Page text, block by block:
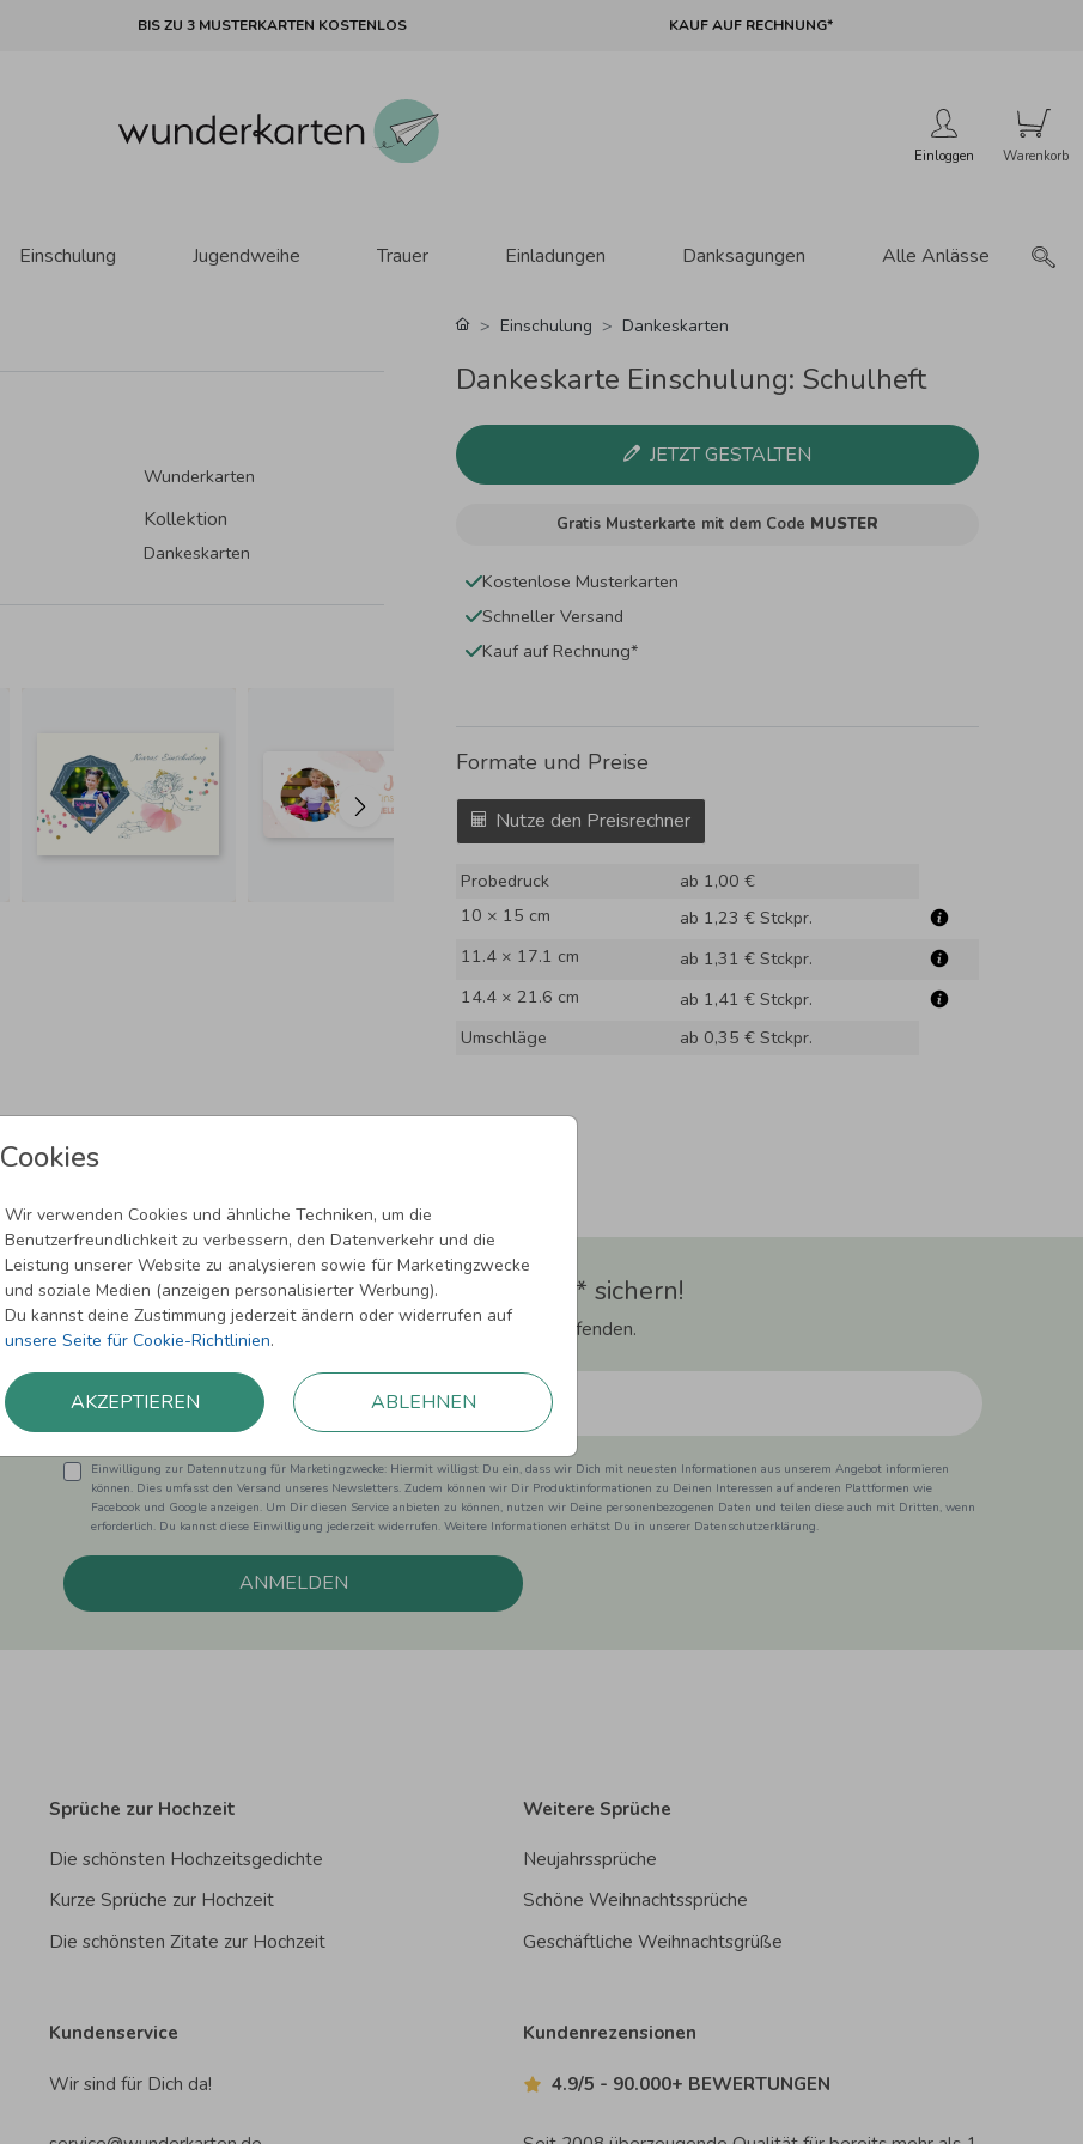
BIS ZU 3 MUSTERKARTEN KOSTENLOS KAUF AUF RECHNUNG*
Einloggen
Einschulung Jugendweihe Trauer Einladungen Danksagungen Alle Anlässe
Cookies
Wir verwenden Cookies und ähnliche Techniken, um die
Benutzerfreundlichkeit zu verbessern, den Datenverkehr und die
Leistung unserer Website zu analysieren sowie für Marketingzwecke
und soziale Medien (anzeigen personalisierter Werbung).
Du kannst deine Zustimmung jederzeit ändern oder widerrufen auf
unsere Seite für Cookie-Richtlinien.
AKZEPTIEREN ABLEHNEN
Wunderkarten
Kollektion
Dankeskarten
Einschulung Dankeskarten
Dankeskarte Einschulung: Schulheft
JETZT GESTALTEN
Gratis Musterkarte mit dem Code MUSTER
Kostenlose Musterkarten
Schneller Versand
Kauf auf Rechnung*
Formate und Preise
Nutze den Preisrechner
Probedruck
ab 1,00 €
10 × 15 cm
ab 1,23 € Stckpr.
11.4 × 17.1 cm
ab 1,31 € Stckpr.
14.4 × 21.6 cm
ab 1,41 € Stckpr.
Umschläge
ab 0,35 € Stckpr.
Newsletter abonnieren und 5,00 € Rabatt** sichern!
Melde Dich zu unserem Newsletter an und bleibe auf dem Laufenden.
Einwilligung zur Datennutzung für Marketingzwecke: Hiermit willigst Du ein, dass wir Dich mit neuesten Informationen aus unserem Angebot informieren
können. Dies umfasst den Versand unseres Newsletters. Zudem können wir Dir Produktinformationen zu Deinen Interessen auf anderen Plattformen wie
Facebook und Google anzeigen. Um Dir diesen Service anbieten zu können, nutzen wir Deine personenbezogenen Daten und teilen diese auch mit Dritten, wenn
erforderlich. Du kannst diese Einwilligung jederzeit widerrufen. Weitere Informationen erhätst Du in unserer Datenschutzerklärung.
ANMELDEN
Sprüche zur Hochzeit
Die schönsten Hochzeitsgedichte
Kurze Sprüche zur Hochzeit
Die schönsten Zitate zur Hochzeit
Weitere Sprüche
Neujahrssprüche
Schöne Weihnachtssprüche
Geschäftliche Weihnachtsgrüße
Kundenservice
Wir sind für Dich da!
Kundenrezensionen
4.9/5 - 90.000+ BEWERTUNGEN